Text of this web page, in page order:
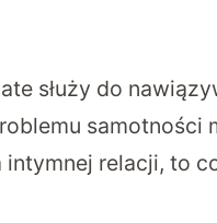
służy do
samotności
relacji, to